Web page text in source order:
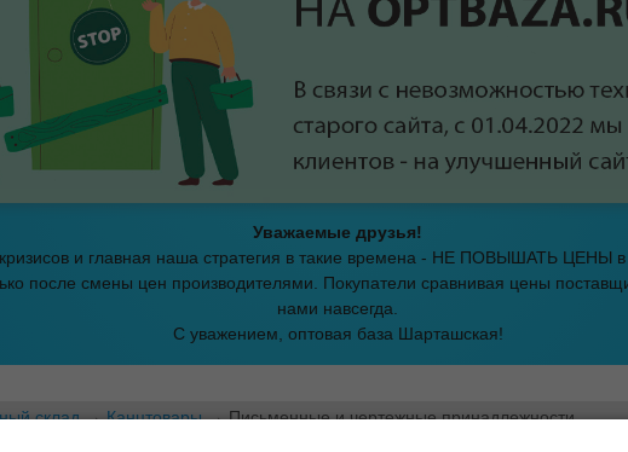
Уважаемые друзья!
и главная наша стратегия в такие времена - НЕ ПОВЫШАТЬ ЦЕНЫ в
после смены цен производителями. Покупатели сравнивая цены
нами навсегда.
С уважением, оптовая база Шарташская!
склад→Канцтовары→ Письменные и чертежные принадлежности